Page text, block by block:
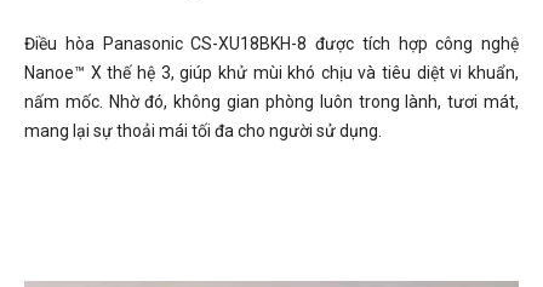
Điều hòa Panasonic CS-XU18BKH-8 được tích hợp công nghệ
Nanoe™ X thế hệ 3, giúp khử mùi khó chịu và tiêu diệt vi khuẩn,
nấm mốc. Nhờ đó, không gian phòng luôn trong lành, tươi mát,
mang lại sự thoải mái tối đa cho người sử dụng.